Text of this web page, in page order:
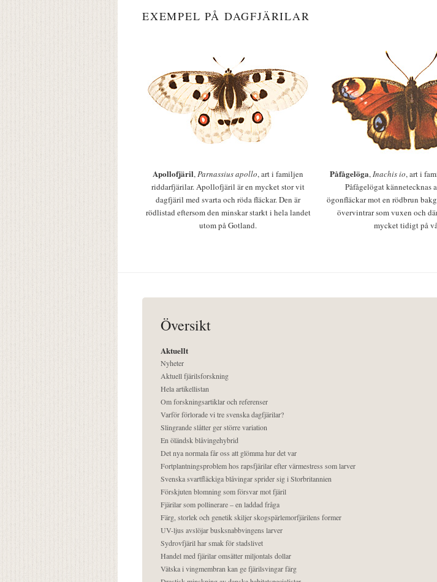
EXEMPEL PÅ DAGFJÄRILAR
Apollofjäril,Parnassius apollo, art i familjen
riddarfjärilar. Apollofjäril är en mycket stor vit
dagfjäril med svarta och röda fläckar. Den är
rödlistad eftersom den minskar starkt i hela landet
utom på Gotland.
Påfågelöga,Inachis io, art i
Påfågelögat kännetecknas
ögonfläckar mot en rödbrun
övervintrar som vuxen och
mycket tidigt på
Översikt
Aktuellt
Nyheter
Aktuell fjärilsforskning
Hela artikellistan
Om forskningsartiklar och referenser
Varför förlorade vi tre svenska dagfjärilar?
Slingrande slåtter ger större variation
En öländsk blåvingehybrid
Det nya normala får oss att glömma hur det var
Fortplantningsproblem hos rapsfjärilar efter värmestress som larver
Svenska svartfläckiga blåvingar sprider sig i Storbritannien
Förskjuten blomning som försvar mot fjäril
Fjärilar som pollinerare – en laddad fråga
Färg, storlek och genetik skiljer skogspärlemorfjärilens former
UV-ljus avslöjar busksnabbvingens larver
Sydrovfjäril har smak för stadslivet
Handel med fjärilar omsätter miljontals dollar
Vätska i vingmembran kan ge fjärilsvingar färg